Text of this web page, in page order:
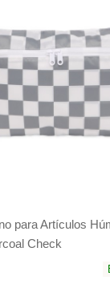
para Artículos
Check